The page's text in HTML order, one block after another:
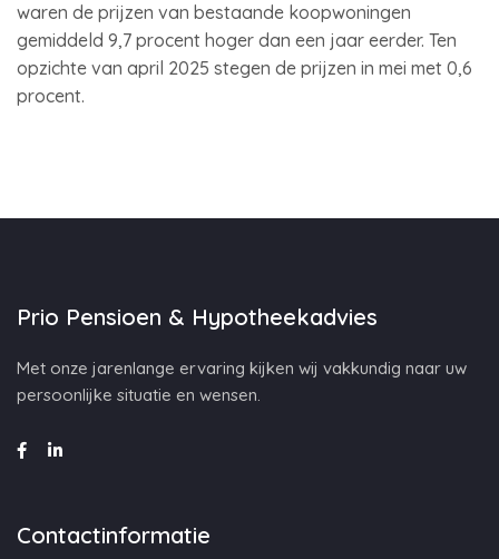
waren de prijzen van bestaande koopwoningen
gemiddeld 9,7 procent hoger dan een jaar eerder. Ten
opzichte van april 2025 stegen de prijzen in mei met 0,6
procent.
Prio Pensioen & Hypotheekadvies
Met onze jarenlange ervaring kijken wij vakkundig naar uw
persoonlijke situatie en wensen.
Contactinformatie